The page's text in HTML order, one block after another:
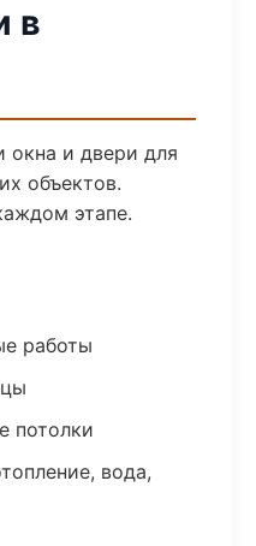
в
окна и двери для
объектов.
этапе.
работы
потолки
вода,